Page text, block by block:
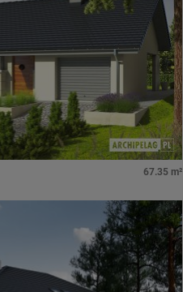
67.35 m²